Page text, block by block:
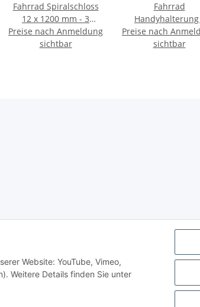
Website: YouTube, Vimeo,
Weitere Details finden Sie unter
Fahrrad Spiralschloss
12 x 1200 mm - 3
Farben Mix - mit
Halterung
Preise nach Anmeldung
sichtbar
Fahrrad
Handyhalterung
Universal
Preise nach
sichtbar